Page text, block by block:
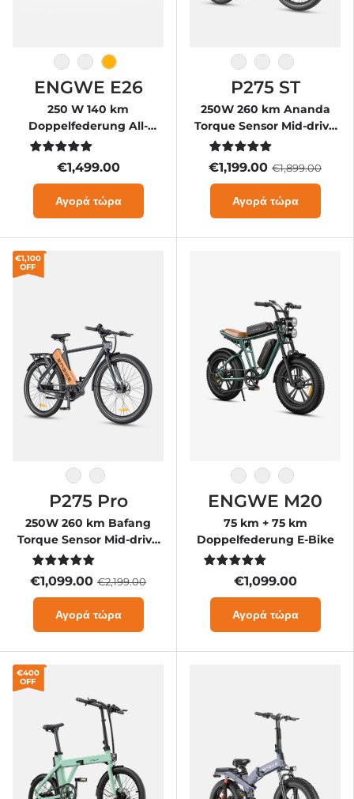
Γκρι γαλαξία
Σαφίρμπλαου
Bienenstockgelb
ENGWE E26
250 W 140 km
Doppelfederung All-
Terrain-E-Bike
€1,499.00
Αγορά τώρα
Λευκό-πορτοκαλί
άσπροΜαύρος
P275 ST
250W 260 km Ananda
Torque Sensor Mid-drive
Motor Commuting E-Bike
€1,199.00 €1,899.00
Αγορά τώρα
€1,100
OFF
Μαύρο-πορτοκαλί
Μαύρος
P275 Pro
250W 260 km Bafang
Torque Sensor Mid-drive
Motor Commuting E-Bike
€1,099.00 €2,199.00
Αγορά τώρα
άσπροΜαύροςΠράσινος
ENGWE M20
75 km + 75 km
Doppelfederung E-Bike
€1,099.00
Αγορά τώρα
€400
OFF